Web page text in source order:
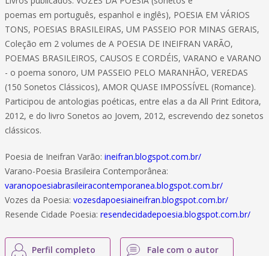
poemas em português, espanhol e inglês), POESIA EM VÁRIOS
TONS, POESIAS BRASILEIRAS, UM PASSEIO POR MINAS GERAIS,
Coleção em 2 volumes de A POESIA DE INEIFRAN VARÃO,
POEMAS BRASILEIROS, CAUSOS E CORDÉIS, VARANO e VARANO
- o poema sonoro, UM PASSEIO PELO MARANHÃO, VEREDAS
(150 Sonetos Clássicos), AMOR QUASE IMPOSSÍVEL (Romance).
Participou de antologias poéticas, entre elas a da All Print Editora,
2012, e do livro Sonetos ao Jovem, 2012, escrevendo dez sonetos
clássicos.
Poesia de Ineifran Varão: ineifran.blogspot.com.br/
Varano-Poesia Brasileira Contemporânea:
varanopoesiabrasileiracontemporanea.blogspot.com.br/
Vozes da Poesia: vozesdapoesiaineifran.blogspot.com.br/
Resende Cidade Poesia: resendecidadepoesia.blogspot.com.br/
Perfil completo Fale com o autor